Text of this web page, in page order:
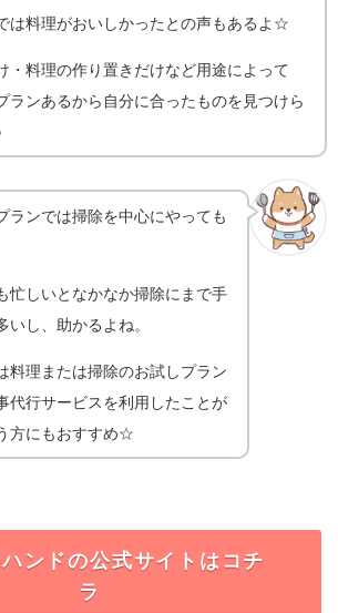
は料理がおいしかったとの声もあるよ☆
・料理の作り置きだけなど用途によって
ランあるから自分に合ったものを見つけら
ランでは掃除を中心にやっても
忙しいとなかなか掃除にまで手
いし、助かるよね。
料理または掃除のお試しプラン
代行サービスを利用したことが
方にもおすすめ☆
ンドの公式サイトはコチ
ラ